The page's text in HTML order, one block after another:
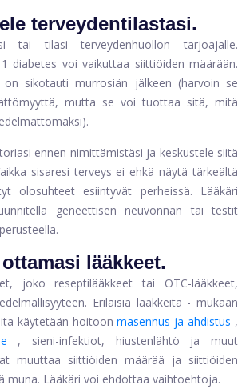
terveydentilastasi.
tai tilasi terveydenhuollon tarjoajalle.
diabetes voi vaikuttaa siittiöiden määrään.
sikotauti murrosiän jälkeen (harvoin se
mutta se voi tuottaa sitä, mitä
ennen nimittämistäsi ja keskustele siitä
sisaresi terveys ei ehkä näytä tärkeältä
olosuhteet esiintyvät perheissä. Lääkäri
geneettisen neuvonnan tai testit
lääkkeet.
joko reseptilääkkeet tai OTC-lääkkeet,
Erilaisia ​​lääkkeitä - mukaan
käytetään hoitoon masennus ja ahdistus ,
, sieni-infektiot, hiustenlähtö
ja muut
muuttaa siittiöiden määrää ja siittiöiden
muna. Lääkäri voi ehdottaa vaihtoehtoja.